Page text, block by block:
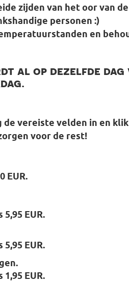
zijden van het oor van
personen :)
en
al op dezelfde
vereiste velden in en
voor de rest!
EUR.
EUR.
EUR.
EUR.